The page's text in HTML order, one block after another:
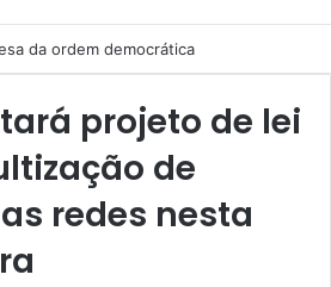
da ordem democrática
projeto de lei
de
redes nesta